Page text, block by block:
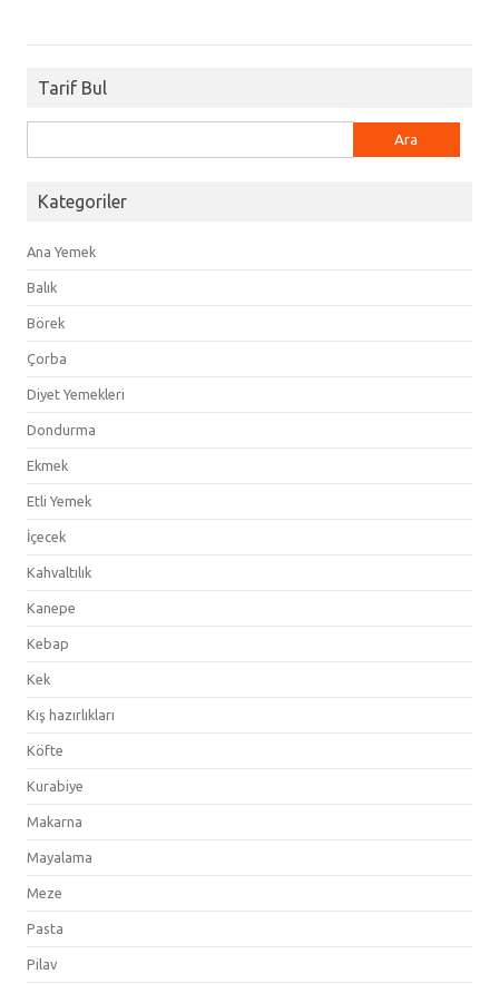
Tarif Bul
Kategoriler
Ana Yemek
Balık
Börek
Çorba
Diyet Yemekleri
Dondurma
Ekmek
Etli Yemek
İçecek
Kahvaltılık
Kanepe
Kebap
Kek
Kış hazırlıkları
Köfte
Kurabiye
Makarna
Mayalama
Meze
Pasta
Pilav